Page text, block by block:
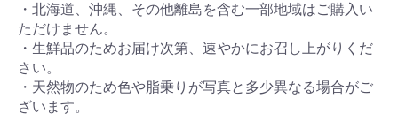
・北海道、沖縄、その他離島を含む一部地域はご購入い
ただけません。
・生鮮品のためお届け次第、速やかにお召し上がりくだ
さい。
・天然物のため色や脂乗りが写真と多少異なる場合がご
ざいます。